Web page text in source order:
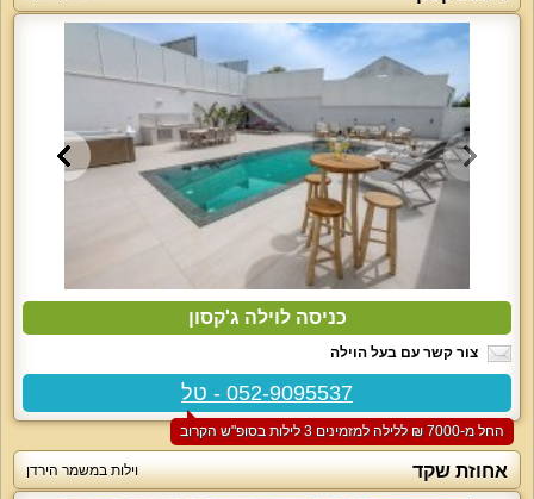
כניסה לוילה ג'קסון
צור קשר עם בעל הוילה
052-9095537 - טל
החל מ-‏7000 ₪ ללילה למזמינים 3 לילות בסופ"ש הקרוב
אחוזת שקד וילות במשמר הירדן